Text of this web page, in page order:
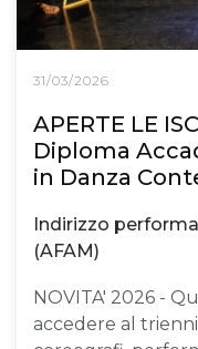
31/03/2026
APERTE LE
Diploma
in Danza
Indirizzo
(AFAM)
NOVITA' 2026 -
accedere al